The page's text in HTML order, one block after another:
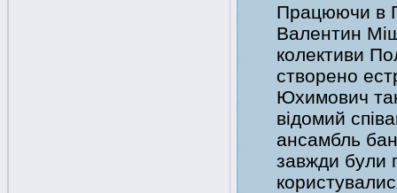
Працюючи в
Валентин
колективи
створено
Юхимович
відомий
ансамбль
завжди були